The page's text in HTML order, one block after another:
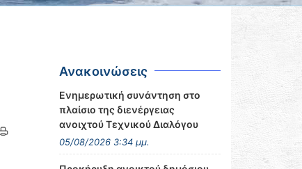
Ανακοινώσεις
Ενημερωτική συνάντηση στο
πλαίσιο της διενέργειας
ανοιχτού Τεχνικού Διαλόγου
05/08/2026 3:34 μμ.